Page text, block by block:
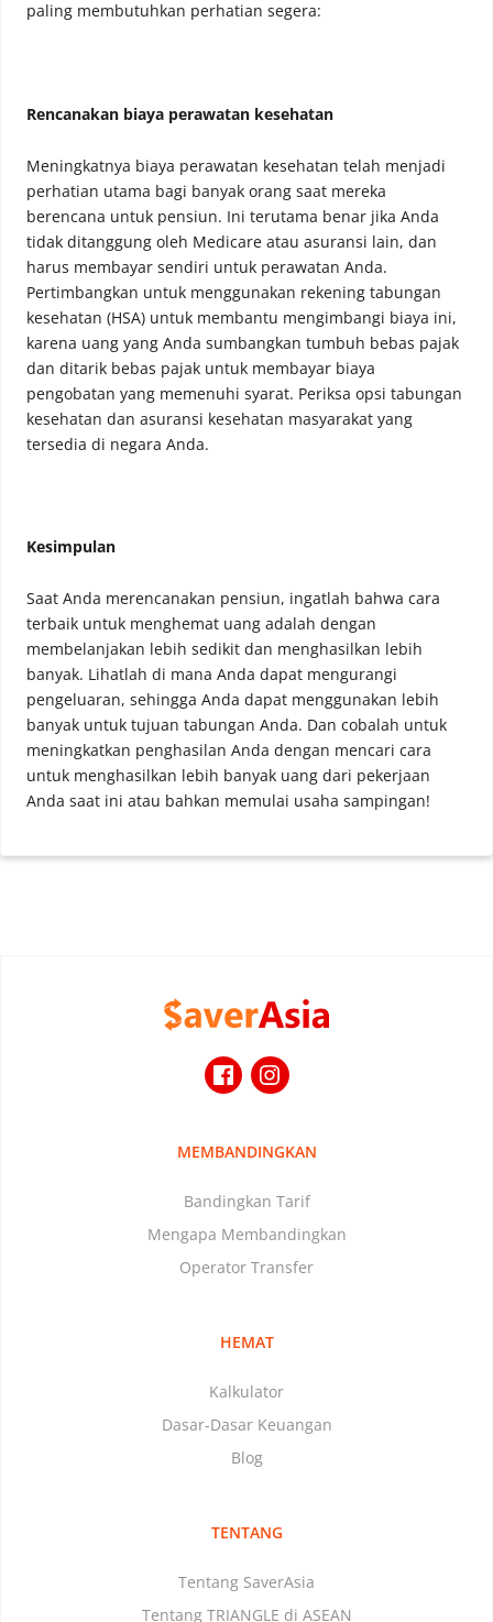
paling membutuhkan perhatian segera:
Rencanakan biaya perawatan kesehatan
Meningkatnya biaya perawatan kesehatan telah menjadi
perhatian utama bagi banyak orang saat mereka
berencana untuk pensiun. Ini terutama benar jika Anda
tidak ditanggung oleh Medicare atau asuransi lain, dan
harus membayar sendiri untuk perawatan Anda.
Pertimbangkan untuk menggunakan rekening tabungan
kesehatan (HSA) untuk membantu mengimbangi biaya ini,
karena uang yang Anda sumbangkan tumbuh bebas pajak
dan ditarik bebas pajak untuk membayar biaya
pengobatan yang memenuhi syarat. Periksa opsi tabungan
kesehatan dan asuransi kesehatan masyarakat yang
tersedia di negara Anda.
Kesimpulan
Saat Anda merencanakan pensiun, ingatlah bahwa cara
terbaik untuk menghemat uang adalah dengan
membelanjakan lebih sedikit dan menghasilkan lebih
banyak. Lihatlah di mana Anda dapat mengurangi
pengeluaran, sehingga Anda dapat menggunakan lebih
banyak untuk tujuan tabungan Anda. Dan cobalah untuk
meningkatkan penghasilan Anda dengan mencari cara
untuk menghasilkan lebih banyak uang dari pekerjaan
Anda saat ini atau bahkan memulai usaha sampingan!
MEMBANDINGKAN
Bandingkan Tarif
Mengapa Membandingkan
Operator Transfer
HEMAT
Kalkulator
Dasar-Dasar Keuangan
Blog
TENTANG
Tentang SaverAsia
Tentang TRIANGLE di ASEAN